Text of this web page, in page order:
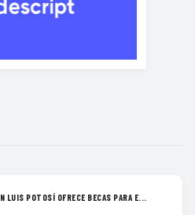
LUIS POTOSÍ OFRECE BECAS PARA E...